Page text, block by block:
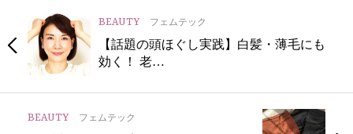
BEAUTY フェムテック
【話題の頭ほぐし実践】白髪・薄毛にも
効く！ 老…
BEAUTY フェムテック